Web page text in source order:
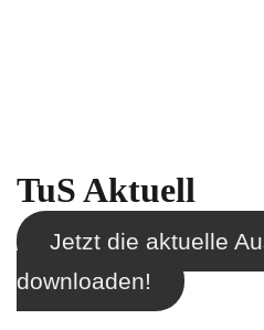
TuS Aktuell
Jetzt die aktuelle
downloaden!